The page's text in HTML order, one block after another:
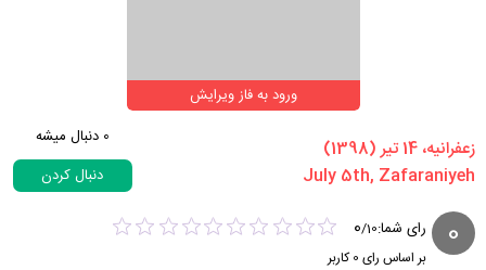
ورود به فاز ویرایش
‏زعفرانیه، 14 تیر‏ (1398)
0 دنبال میشه
دنبال کردن
0 رای شما: 0/10
بر اساس رای 0کاربر